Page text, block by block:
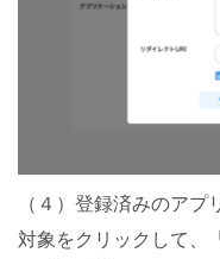
（４）登録済みのアプ
対象をクリックして、